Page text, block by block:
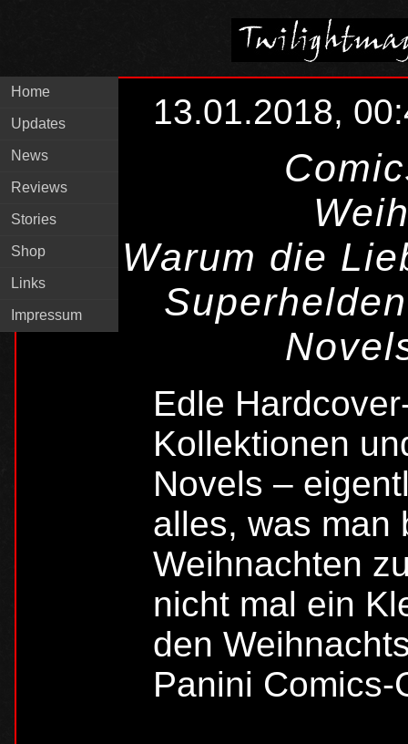
Home
Updates
News
Reviews
Stories
Shop
Links
Impressum
13.01.2018,
Warum die
Edle
Kollektionen
Novels –
alles, was man
Weihnachten
nicht mal ein
den
Panini